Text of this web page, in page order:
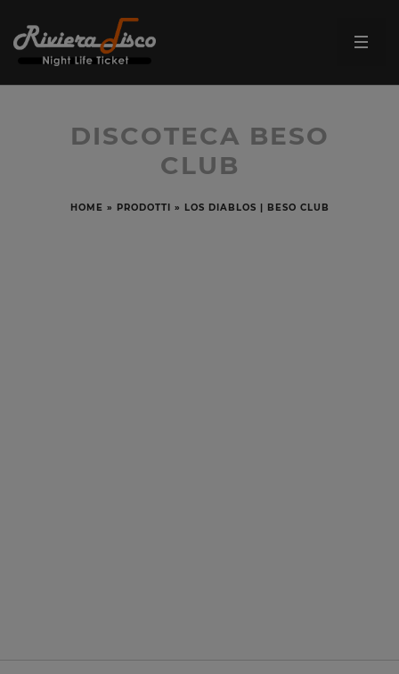
DISCOTECA BESO
CLUB
HOME » PRODOTTI » LOS DIABLOS | BESO CLUB